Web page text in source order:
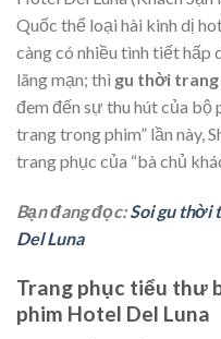
Quốc thể loại hài kinh dị
càng có nhiều tình tiết hấp
lãng mạn; thì gu thời trang
đem đến sự thu hút của bộ
trang trong phim” lần này,
trang phục của “bà chủ
Bạn đang đọc:Soi gu thời
Del Luna
Trang phục tiểu thư
phim Hotel Del Luna